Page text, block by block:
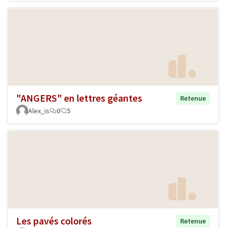
"ANGERS" en lettres géantes
Retenue
Alex_is
0 5
Les pavés colorés
Retenue